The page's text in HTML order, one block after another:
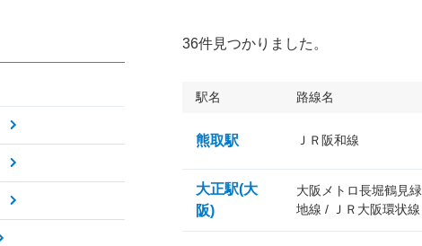
36件見つかりました。
駅名 路線名
熊取駅 ＪＲ阪和線
大正駅(大
阪)
大阪メトロ長堀鶴見緑
地線 / ＪＲ大阪環状線